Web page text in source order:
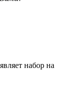
набор на